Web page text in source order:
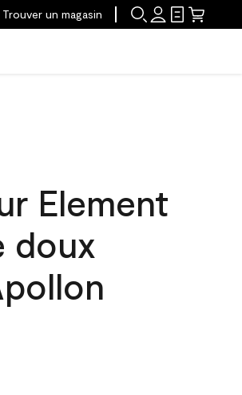
Trouver un magasin
Element
doux